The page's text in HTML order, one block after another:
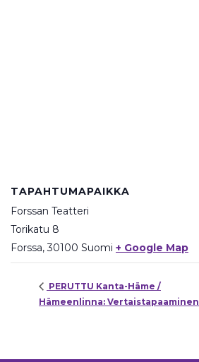
TAPAHTUMAPAIKKA
Forssan Teatteri
Torikatu 8
Forssa, 30100 Suomi + Google Map
PERUTTU Kanta-Häme /
Hämeenlinna: Vertaistapaaminen